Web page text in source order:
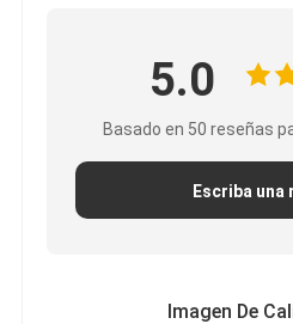
5.0
Basado en 50 reseñas
Escriba una
Imagen De